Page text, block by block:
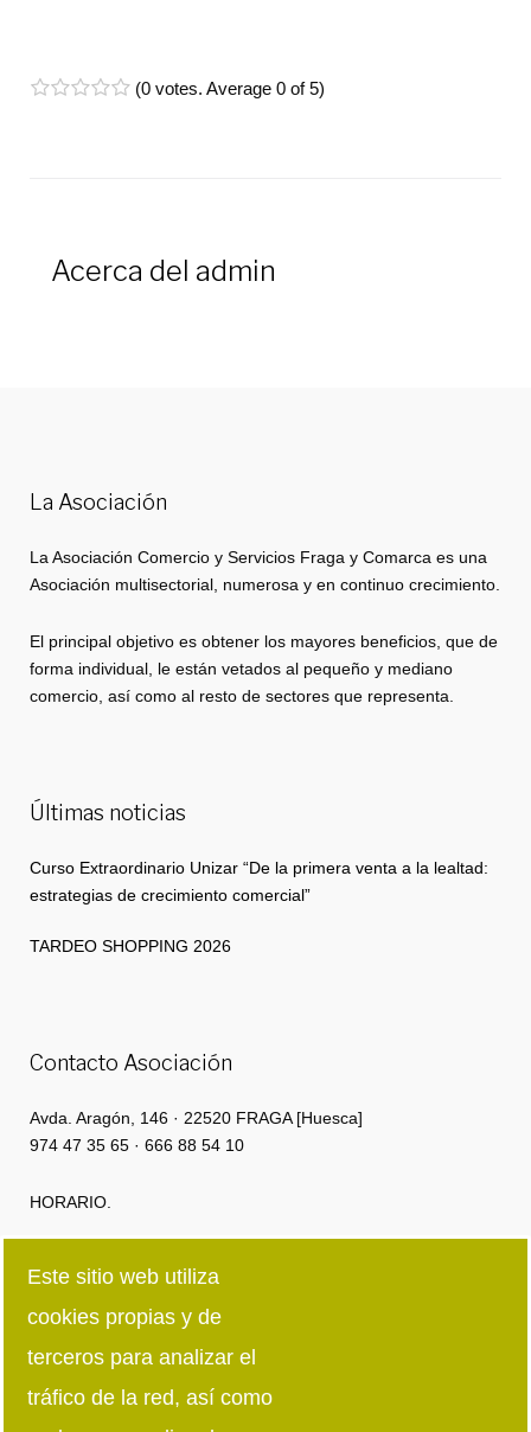
(0 votes. Average 0 of 5)
Acerca del admin
La Asociación
La Asociación Comercio y Servicios Fraga y Comarca es una
Asociación multisectorial, numerosa y en continuo crecimiento.
El principal objetivo es obtener los mayores beneficios, que de
forma individual, le están vetados al pequeño y mediano
comercio, así como al resto de sectores que representa.
Últimas noticias
Curso Extraordinario Unizar “De la primera venta a la lealtad:
estrategias de crecimiento comercial”
TARDEO SHOPPING 2026
Contacto Asociación
Avda. Aragón, 146 · 22520 FRAGA [Huesca]
974 47 35 65 · 666 88 54 10
HORARIO.
Viernes: 8:00h · 15:00h
Síguenos en redes sociales
Este sitio web utiliza
cookies propias y de
terceros para analizar el
tráfico de la red, así como